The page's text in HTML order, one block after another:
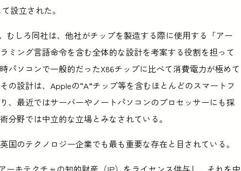
設立された。
むしろ同社は、他社がチップを製造する際に使用する「アー
ミング言語命令を含む全体的な設計を考案する役割を担って
パソコンで一般的だったX86チップに比べて消費電力が極めて
の設計は、Appleの“A”チップ等を含むほとんどのスマートフ
、最近ではサーバーやノートパソコンのプロセッサーにも採
分野では中立的な立場とみなされている。
国のテクノロジー企業でも最も重要な存在と目されている。